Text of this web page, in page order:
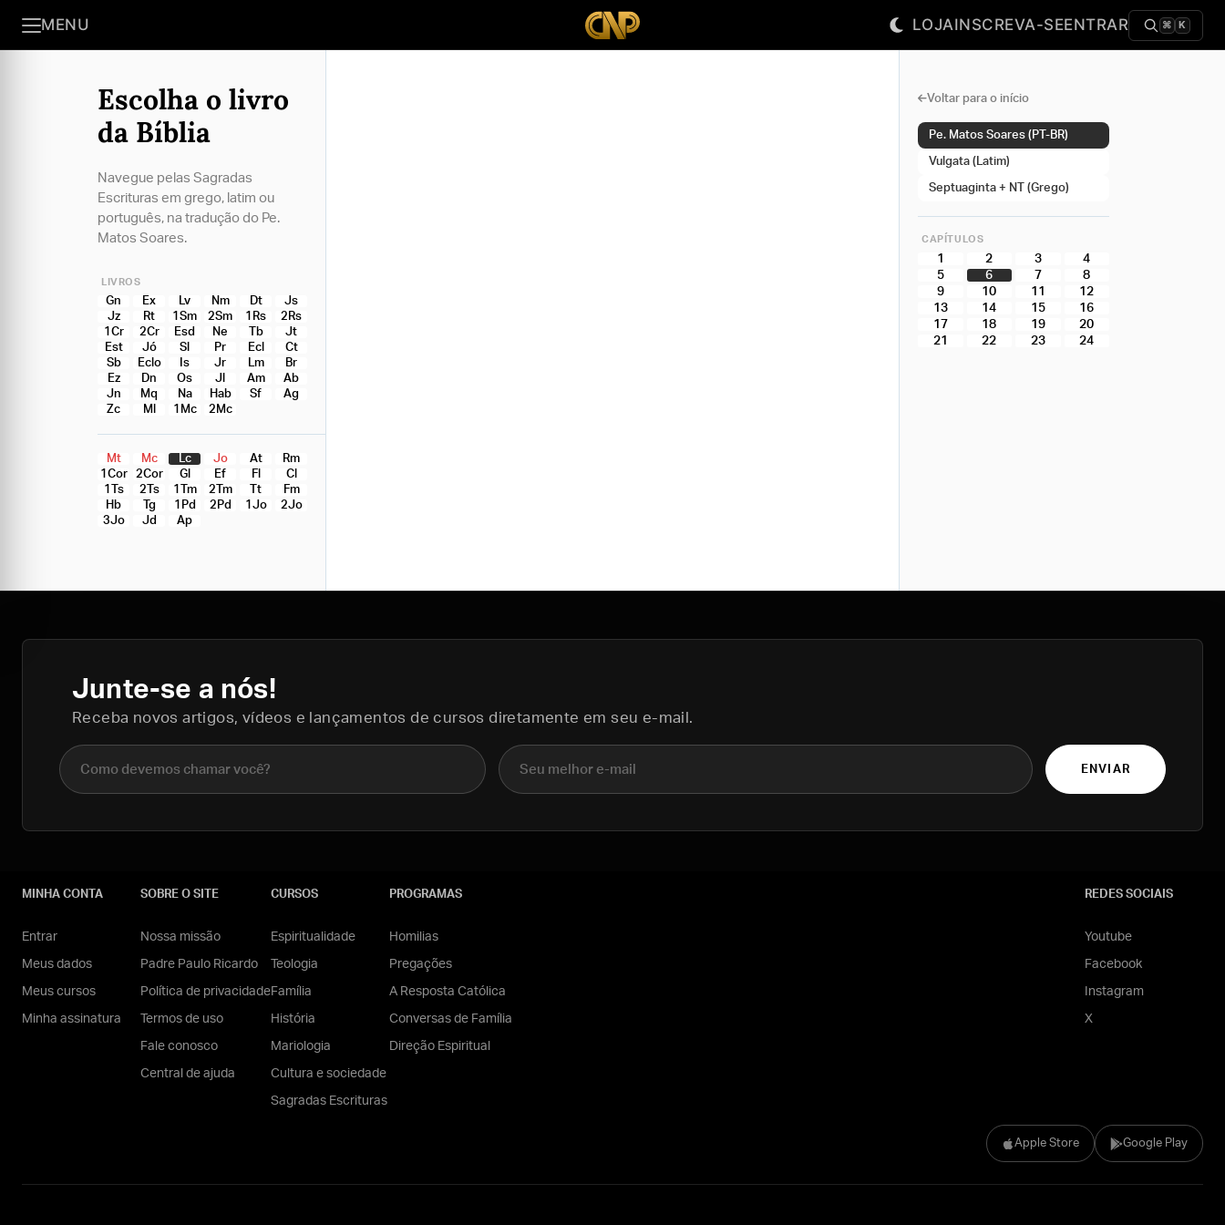
MENU LOJAINSCREVA-SEENTRAR ⌘ K
Escolha o livro
da Bíblia
Navegue pelas Sagradas
Escrituras em grego, latim ou
português, na tradução do Pe.
Matos Soares.
LIVROS
Gn Ex Lv Nm Dt
Js
Jz
Rt 1Sm 2Sm 1Rs
2Rs
1Cr
2Cr Esd Ne Tb
Jt
Est
Jó Sl Pr Ecl
Ct
Sb
Eclo Is Jr Lm
Br
Ez
Dn Os Jl Am
Ab
Jn
Mq Na Hab Sf
Ag
Zc
Ml 1Mc 2Mc
Mt Mc Lc Jo At
Rm
1Cor
2Cor Gl Ef Fl
Cl
1Ts
2Ts 1Tm 2Tm Tt
Fm
Hb
Tg 1Pd 2Pd 1Jo
2Jo
3Jo
Jd Ap
Voltar para o início
Pe. Matos Soares (PT-BR)
Vulgata (Latim)
Septuaginta + NT (Grego)
CAPÍTULOS
1 2 3
4
5
6 7
8
9
10 11
12
13
14 15
16
17
18 19
20
21
22 23 24
Junte-se a nós!
Receba novos artigos, vídeos e lançamentos de cursos diretamente em seu e-mail.
Nome completo E-mail
ENVIAR
Apple Store Google Play
MINHA CONTA
Entrar
Meus dados
Meus cursos
Minha assinatura
SOBRE O SITE
Nossa missão
Padre Paulo Ricardo
Política de privacidade
Termos de uso
Fale conosco
Central de ajuda
CURSOS
Espiritualidade
Teologia
Família
História
Mariologia
Cultura e sociedade
Sagradas Escrituras
PROGRAMAS
Homilias
Pregações
A Resposta Católica
Conversas de Família
Direção Espiritual
REDES SOCIAIS
Youtube
Facebook
Instagram
X